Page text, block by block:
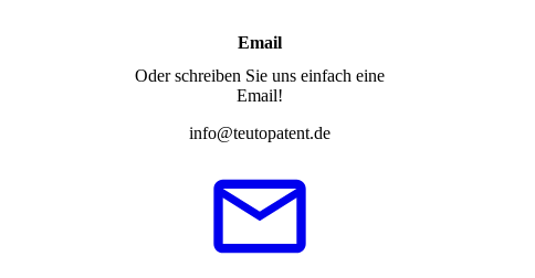
Email
Oder schreiben Sie uns einfach eine
Email!
info@teutopatent.de